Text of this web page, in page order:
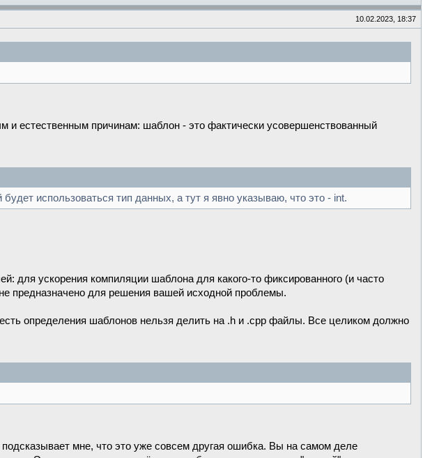
10.02.2023, 18:37
и естественным причинам: шаблон - это фактически усовершенствованный
использоваться тип данных, а тут я явно указываю, что это - int.
для ускорения компиляции шаблона для какого-то фиксированного (и часто
предназначено для решения вашей исходной проблемы.
определения шаблонов нельзя делить на .h и .cpp файлы. Все целиком должно
мне, что это уже совсем другая ошибка. Вы на самом деле